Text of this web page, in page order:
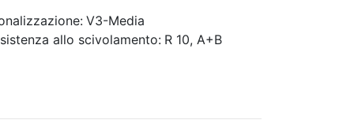
V3-Media
allo scivolamento: R 10, A+B